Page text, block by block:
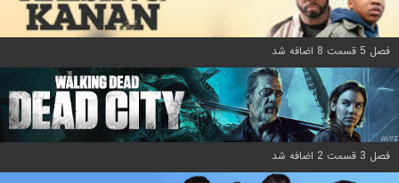
فصل 5 قسمت 8 اضافه شد
فصل 3 قسمت 2 اضافه شد